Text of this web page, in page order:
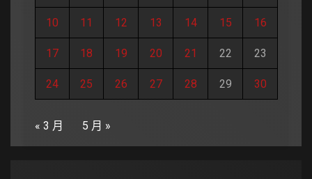
10 11 12 13 14 15 16
17 18 19 20 21 22 23
24 25 26 27 28 29 30
« 3 月 5 月 »